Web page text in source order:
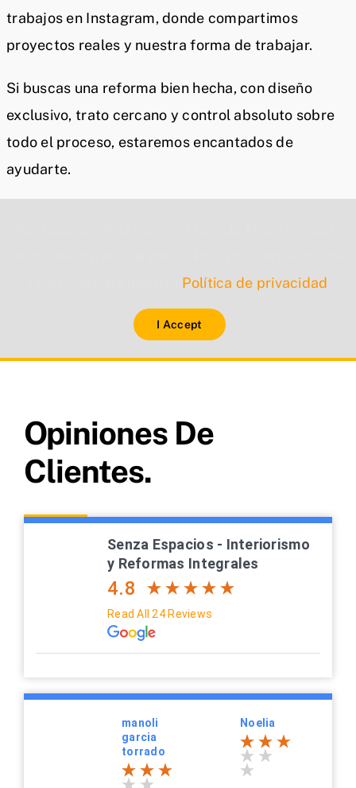
trabajos en Instagram, donde compartimos
proyectos reales y nuestra forma de trabajar.
Si buscas una reforma bien hecha, con diseño
exclusivo, trato cercano y control absoluto sobre
todo el proceso, estaremos encantados de
ayudarte.
Política de privacidad
I Accept
Opiniones De
Clientes.
Senza Espacios - Interiorismo
y Reformas Integrales
4.8
Read All 24 Reviews
manoli
garcia
torrado
Noelia